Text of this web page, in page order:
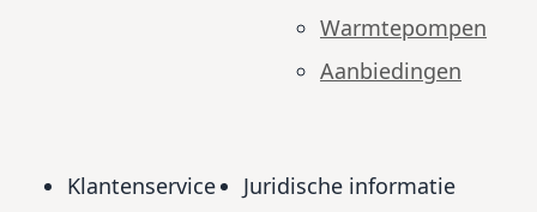
Warmtepompen
Aanbiedingen
Klantenservice
Juridische informatie